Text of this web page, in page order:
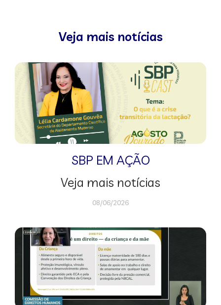
Veja mais notícias
SBP EM AÇÃO
Veja mais notícias
08/06/2026